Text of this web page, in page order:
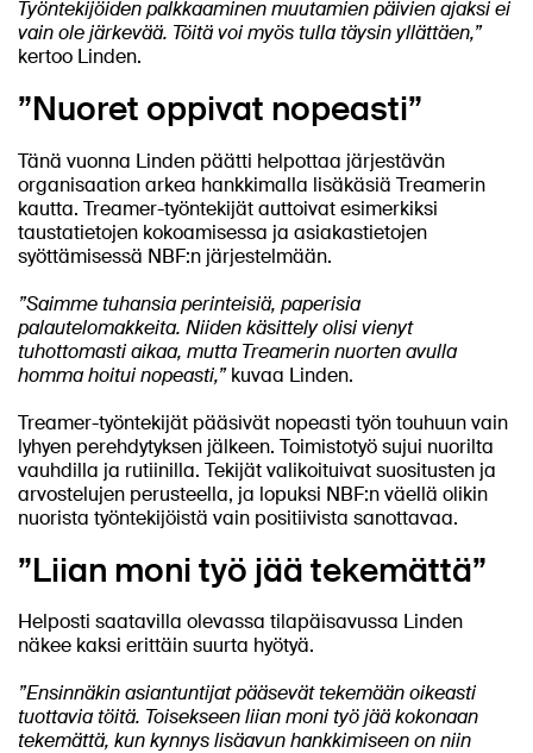
Työntekijöiden palkkaaminen muutamien päivien ajaksi ei
vain ole järkevää. Töitä voi myös tulla täysin yllättäen,”
kertoo Linden.
”Nuoret oppivat nopeasti”
Tänä vuonna Linden päätti helpottaa järjestävän
organisaation arkea hankkimalla lisäkäsiä Treamerin
kautta. Treamer-työntekijät auttoivat esimerkiksi
taustatietojen kokoamisessa ja asiakastietojen
syöttämisessä NBF:n järjestelmään.
”Saimme tuhansia perinteisiä, paperisia
palautelomakkeita. Niiden käsittely olisi vienyt
tuhottomasti aikaa, mutta Treamerin nuorten avulla
homma hoitui nopeasti,”kuvaa Linden.
Treamer-työntekijät pääsivät nopeasti työn touhuun vain
lyhyen perehdytyksen jälkeen. Toimistotyö sujui nuorilta
vauhdilla ja rutiinilla. Tekijät valikoituivat suositusten ja
arvostelujen perusteella, ja lopuksi NBF:n väellä olikin
nuorista työntekijöistä vain positiivista sanottavaa.
”Liian moni työ jää tekemättä”
Helposti saatavilla olevassa tilapäisavussa Linden
näkee kaksi erittäin suurta hyötyä.
”Ensinnäkin asiantuntijat pääsevät tekemään oikeasti
tuottavia töitä. Toisekseen liian moni työ jää kokonaan
tekemättä, kun kynnys lisäavun hankkimiseen on niin